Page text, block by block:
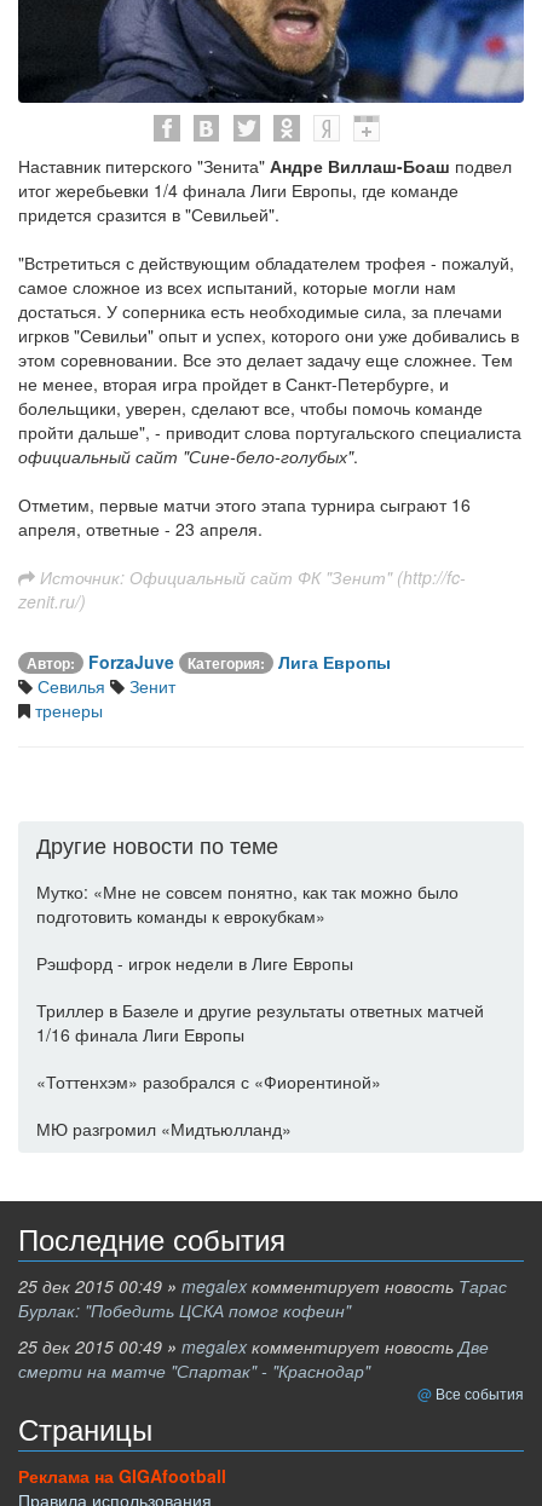
Наставник питерского "Зенита" Андре Виллаш-Боаш подвел
итог жеребьевки 1/4 финала Лиги Европы, где команде
придется сразится в "Севильей".
"Встретиться с действующим обладателем трофея - пожалуй,
самое сложное из всех испытаний, которые могли нам
достаться. У соперника есть необходимые сила, за плечами
игрков "Севильи" опыт и успех, которого они уже добивались в
этом соревновании. Все это делает задачу еще сложнее. Тем
не менее, вторая игра пройдет в Санкт-Петербурге, и
болельщики, уверен, сделают все, чтобы помочь команде
пройти дальше", - приводит слова португальского специалиста
официальный сайт "Сине-бело-голубых".
Отметим, первые матчи этого этапа турнира сыграют 16
апреля, ответные - 23 апреля.
Источник: Официальный сайт ФК "Зенит" (http://fc-
zenit.ru/)
Автор: ForzaJuve Категория:
Лига Европы
Севилья
Зенит
тренеры
Другие новости по теме
Мутко: «Мне не совсем понятно, как так можно было
подготовить команды к еврокубкам»
Рэшфорд - игрок недели в Лиге Европы
Триллер в Базеле и другие результаты ответных матчей
1/16 финала Лиги Европы
«Тоттенхэм» разобрался с «Фиорентиной»
МЮ разгромил «Мидтьюлланд»
Последние события
25 дек 2015 00:49 » megalex комментирует новость Тарас
Бурлак: "Победить ЦСКА помог кофеин"
25 дек 2015 00:49 » megalex комментирует новость Две
смерти на матче "Спартак" - "Краснодар"
Все события
Страницы
Реклама на GIGAfootball
Правила использования